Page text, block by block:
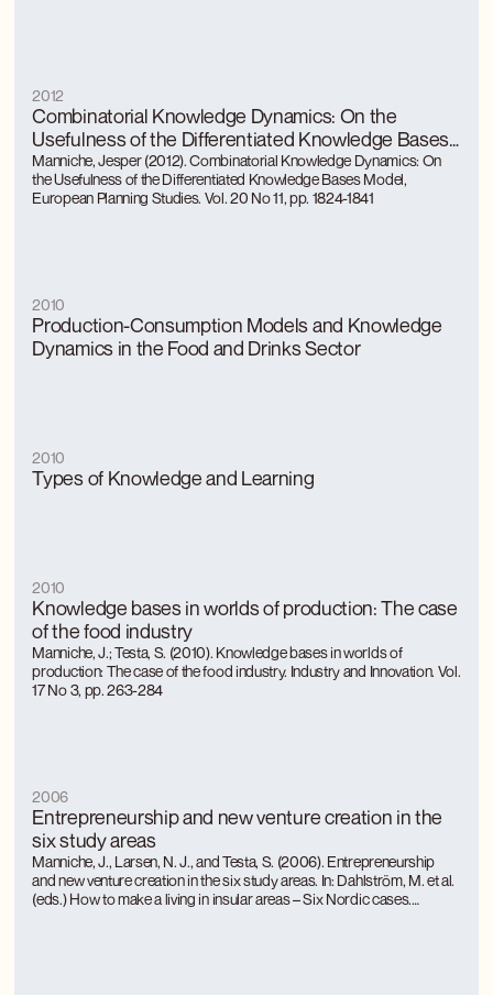
Combinatorial Knowledge Dynamics: On the
Usefulness of the Differentiated Knowledge Bases
Model
2012
Manniche, Jesper (2012). Combinatorial Knowledge Dynamics: On
the Usefulness of the Differentiated Knowledge Bases Model,
European Planning Studies. Vol. 20 No 11, pp. 1824-1841
Production-Consumption Models and Knowledge
Dynamics in the Food and Drinks Sector
2010
Types of Knowledge and Learning
2010
Knowledge bases in worlds of production: The case
of the food industry
2010
Manniche, J.; Testa, S. (2010). Knowledge bases in worlds of
production: The case of the food industry. Industry and Innovation. Vol.
17 No 3, pp. 263-284
Entrepreneurship and new venture creation in the
six study areas
2006
Manniche, J., Larsen, N. J., and Testa, S. (2006). Entrepreneurship
and new venture creation in the six study areas. In: Dahlström, M. et al.
(eds.) How to make a living in insular areas – Six Nordic cases.